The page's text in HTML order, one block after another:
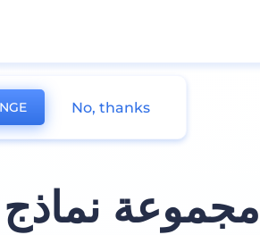
مجموعة
No, thanks